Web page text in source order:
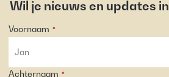
Wil je nieuws en updates
Voornaam *
Achternaam *